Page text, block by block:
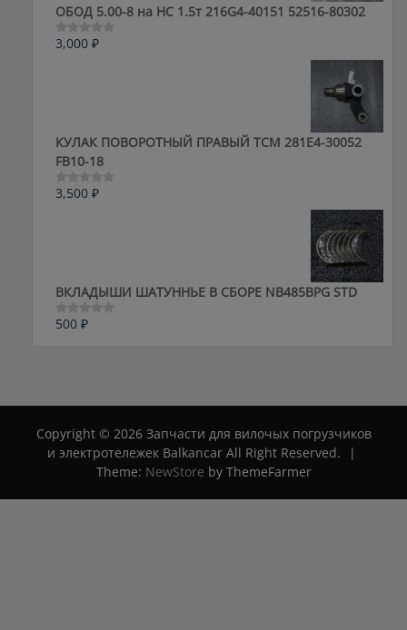
ОБОД 5.00-8 на HC 1.5т 216G4-40151 52516-80302
Оценка
3,000 ₽
КУЛАК ПОВОРОТНЫЙ ПРАВЫЙ ТСМ 281E4-30052
FB10-18
Оценка
3,500 ₽
ВКЛАДЫШИ ШАТУННЬЕ В СБОРЕ NB485BPG STD
Оценка
500 ₽
Copyright © 2026 Запчасти для вилочых погрузчиков
и электротележек Balkancar All Right Reserved.
|
Theme: NewStore by ThemeFarmer